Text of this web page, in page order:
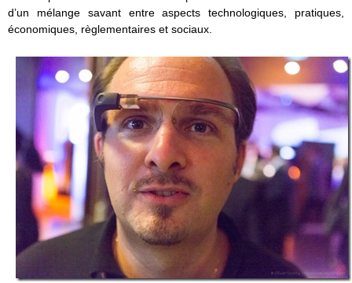
d’un mélange savant entre aspects technologiques, pratiques,
économiques, règlementaires et sociaux.